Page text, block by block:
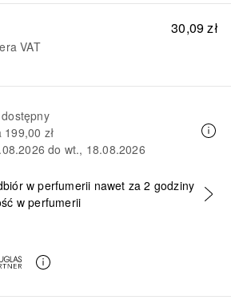
30,09 zł
VAT
199,00 zł
do wt., 18.08.2026
DO KOSZYKA
w perfumerii nawet za 2 godziny
w perfumerii